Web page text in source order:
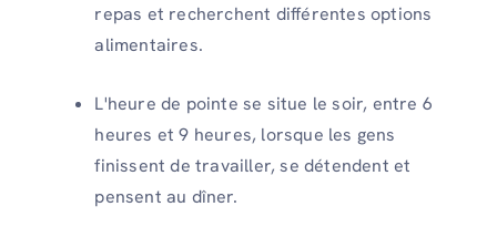
repas et recherchent différentes options
alimentaires.
L'heure de pointe se situe le soir, entre 6
heures et 9 heures, lorsque les gens
finissent de travailler, se détendent et
pensent au dîner.